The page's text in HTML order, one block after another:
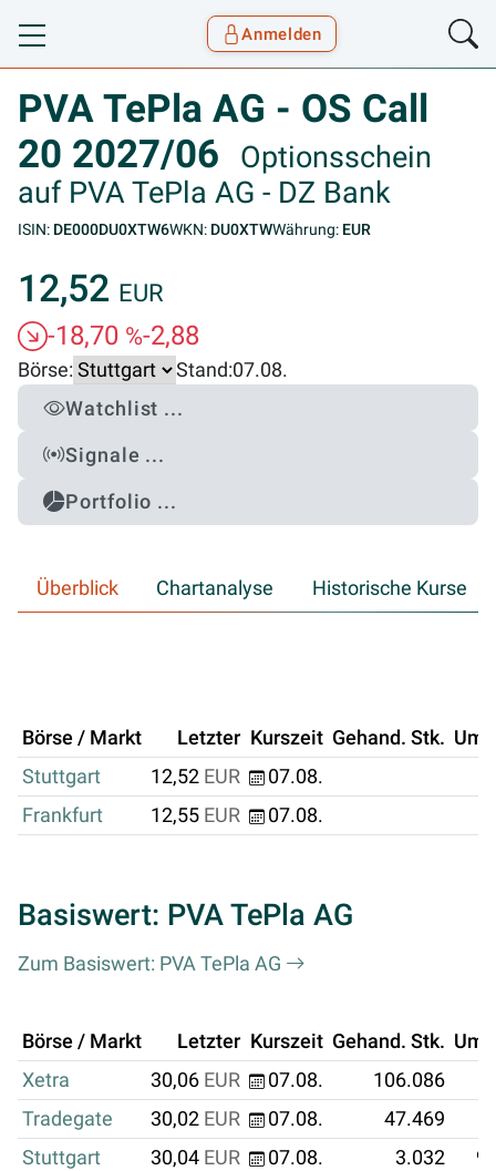
Toggle navigation
Anmelden
PVA TePla AG - OS Call
20 2027/06
Optionsschein
auf PVA TePla AG - DZ Bank
ISIN: DE000DU0XTW6WKN: DU0XTWWährung: EUR
12,52 EUR
-18,70 %-2,88
Börse: Stand:07.08.
Watchlist ...
Signale ...
Portfolio ...
Überblick Chartanalyse Historische Kurse
Börse / Markt Letzter Kurszeit Gehand. Stk.
Stuttgart
12,52 EUR
07.08.
Frankfurt
12,55 EUR 07.08.
Basiswert: PVA TePla AG
Zum Basiswert: PVA TePla AG
Börse / Markt Letzter Kurszeit Gehand. Stk.
Xetra
30,06 EUR 07.08. 106.086
Tradegate
30,02 EUR 07.08. 47.469
Stuttgart
30,04 EUR 07.08. 3.032